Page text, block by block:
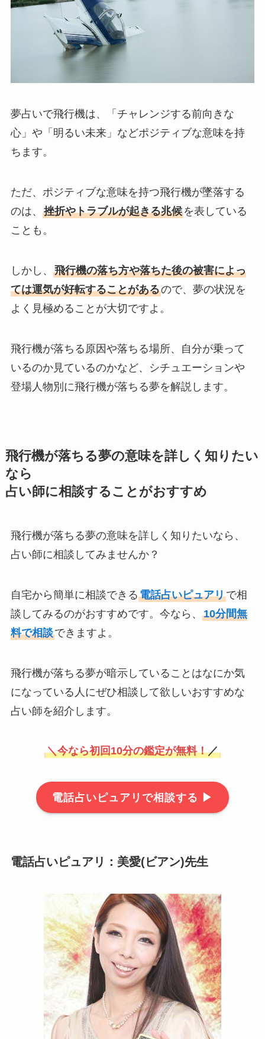
夢占いで飛行機は、「チャレンジする前向きな
心」や「明るい未来」などポジティブな意味を持
ちます。
ただ、ポジティブな意味を持つ飛行機が墜落する
のは、 挫折やトラブルが起きる兆候を表している
ことも。
しかし、 飛行機の落ち方や落ちた後の被害によっ
ては運気が好転することがあるので、夢の状況を
よく見極めることが大切ですよ。
飛行機が落ちる原因や落ちる場所、自分が乗って
いるのか見ているのかなど、シチュエーションや
登場人物別に飛行機が落ちる夢を解説します。
飛行機が落ちる夢の意味を詳しく知りたい
なら
占い師に相談することがおすすめ
飛行機が落ちる夢の意味を詳しく知りたいなら、
占い師に相談してみませんか？
自宅から簡単に相談できる電話占いピュアリで相
談してみるのがおすすめです。今なら、 10分間無
料で相談できますよ。
飛行機が落ちる夢が暗示していることはなにか気
になっている人にぜひ相談して欲しいおすすめな
占い師を紹介します。
＼今なら初回10分の鑑定が無料！／
電話占いピュアリで相談する ▶
電話占いピュアリ：美愛(ビアン)先生